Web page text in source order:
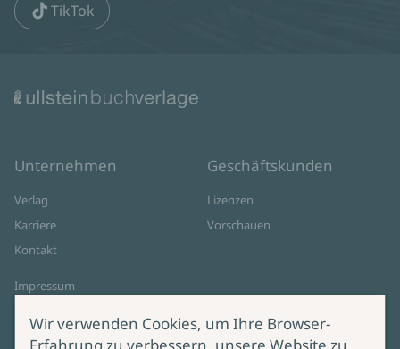
TikTok
Unternehmen
Verlag
Karriere
Kontakt
Impressum
Cookie-Einstellungen
Geschäftskunden
Lizenzen
Vorschauen
Wir verwenden Cookies, um Ihre Browser-